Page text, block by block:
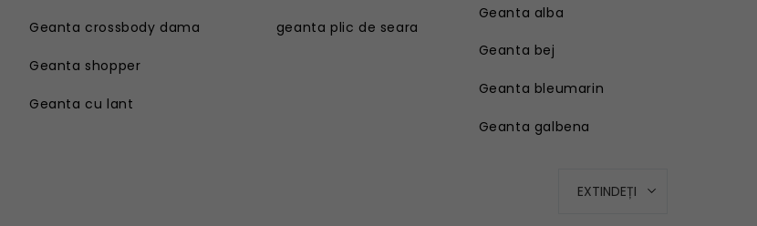
Geanta crossbody dama
Geanta shopper
Geanta cu lant
geanta plic de seara
Geanta alba
Geanta bej
Geanta bleumarin
Geanta galbena
EXTINDEȚI